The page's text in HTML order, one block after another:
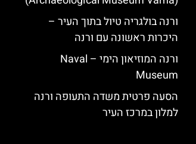
ורנה בולגריה טיול בתוך העיר –
היכרות ראשונה עם ורנה
ורנה המוזיאון הימי – Naval
Museum
הסעה פרטית משדה התעופה ורנה
למלון במרכז העיר